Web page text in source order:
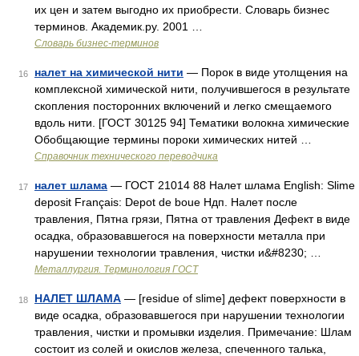
их цен и затем выгодно их приобрести. Словарь бизнес
терминов. Академик.ру. 2001 …
Словарь бизнес-терминов
16 налет на химической нити — Порок в виде утолщения на
комплексной химической нити, получившегося в результате
скопления посторонних включений и легко смещаемого
вдоль нити. [ГОСТ 30125 94] Тематики волокна химические
Обобщающие термины пороки химических нитей …
Справочник технического переводчика
17 налет шлама — ГОСТ 21014 88 Налет шлама English: Slime
deposit Français: Depot de boue Ндп. Налет после
травления, Пятна грязи, Пятна от травления Дефект в виде
осадка, образовавшегося на поверхности металла при
нарушении технологии травления, чистки и&#8230; …
Металлургия. Терминология ГОСТ
18 НАЛЕТ ШЛАМА — [residue of slime] дефект поверхности в
виде осадка, образовавшегося при нарушении технологии
травления, чистки и промывки изделия. Примечание: Шлам
состоит из солей и окислов железа, спеченного талька,